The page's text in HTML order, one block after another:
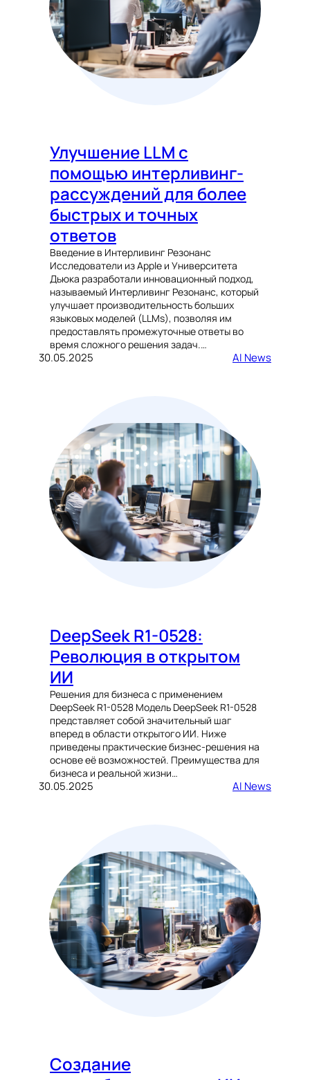
Улучшение LLM с
помощью интерливинг-
рассуждений для более
быстрых и точных
ответов
Введение в Интерливинг Резонанс
Исследователи из Apple и Университета
Дьюка разработали инновационный подход,
называемый Интерливинг Резонанс, который
улучшает производительность больших
языковых моделей (LLMs), позволяя им
предоставлять промежуточные ответы во
время сложного решения задач.…
30.05.2025 AI News
DeepSeek R1-0528:
Революция в открытом
ИИ
Решения для бизнеса с применением
DeepSeek R1-0528 Модель DeepSeek R1-0528
представляет собой значительный шаг
вперед в области открытого ИИ. Ниже
приведены практические бизнес-решения на
основе её возможностей. Преимущества для
бизнеса и реальной жизни…
30.05.2025 AI News
Создание